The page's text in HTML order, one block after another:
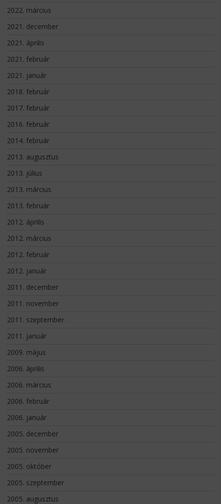
2022. március
2021. december
2021. április
2021. február
2021. január
2018. február
2017. február
2016. február
2014. február
2013. augusztus
2013. július
2013. március
2013. február
2012. április
2012. március
2012. február
2012. január
2011. december
2011. november
2011. szeptember
2011. január
2009. május
2006. április
2006. március
2006. február
2006. január
2005. december
2005. november
2005. október
2005. szeptember
2005. augusztus